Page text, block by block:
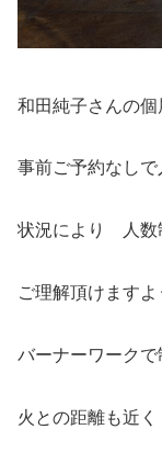
和田純子さんの個
事前ご予約なし
状況により 人数
ご理解頂けます
バーナーワーク
火との距離も近